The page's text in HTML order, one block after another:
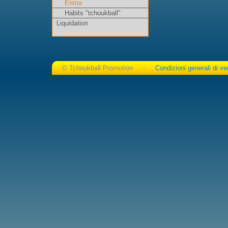
Erima
Habits "tchoukball"
Liquidation
© Tchoukball Promotion - Condizioni generali di